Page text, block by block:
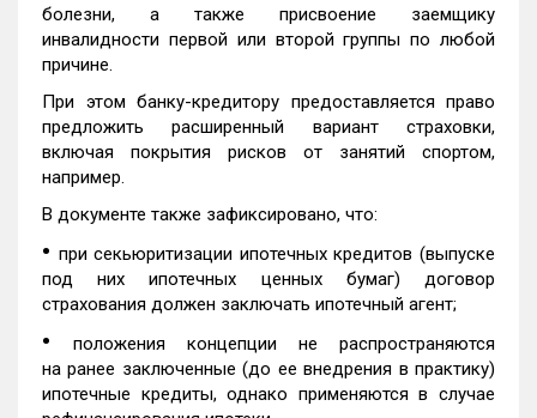
болезни, а также присвоение заемщику
инвалидности первой или второй группы по любой
причине.
При этом банку-кредитору предоставляется право
предложить расширенный вариант страховки,
включая покрытия рисков от занятий спортом,
например.
В документе также зафиксировано, что:
• при секьюритизации ипотечных кредитов (выпуске
под них ипотечных ценных бумаг) договор
страхования должен заключать ипотечный агент;
•
положения концепции не распространяются
на ранее заключенные (до ее внедрения в практику)
ипотечные кредиты, однако применяются в случае